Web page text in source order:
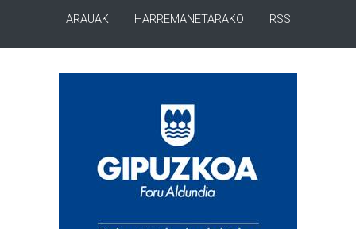
ARAUAK HARREMANETARAKO RSS